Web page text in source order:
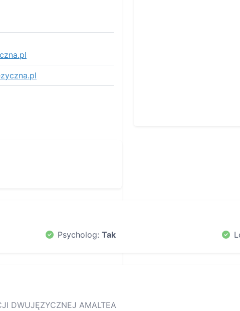
Psycholog:Tak
DWUJĘZYCZNEJ AMALTEA